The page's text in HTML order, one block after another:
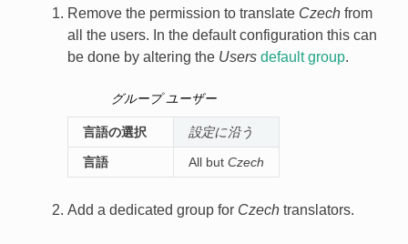
Remove the permission to translate Czechfrom
all the users. In the default configuration this can
be done by altering the Users default group.
グループユーザー
言語の選択 設定に沿う
言語 All but Czech
Add a dedicated group for Czechtranslators.